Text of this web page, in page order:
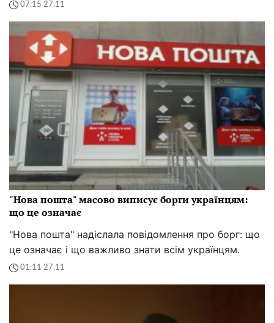
07:15 27.11
"Нова пошта" масово виписує борги українцям:
що це означає
"Нова пошта" надіслала повідомлення про борг: що
це означає і що важливо знати всім українцям.
01:11 27.11